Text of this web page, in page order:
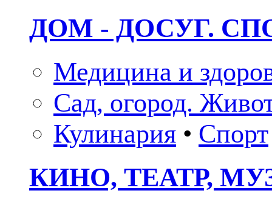
ДОМ - ДОСУГ.
Медицина и
Сад, огород.
Кулинария • Спорт
КИНО, ТЕАТР,